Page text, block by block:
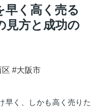
早く高く売る
見方と成功の
区 #大阪市
早く、しかも高く売りた